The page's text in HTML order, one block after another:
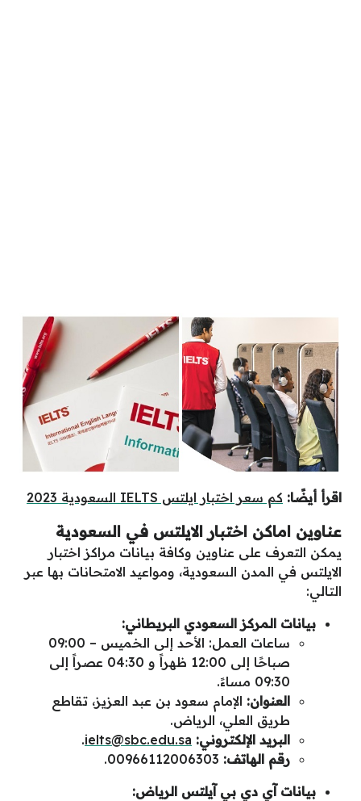
اقرأ أيضًا: كم سعر اختبار ايلتس IELTS السعودية 2023
عناوين اماكن اختبار الايلتس في السعودية
يمكن التعرف على عناوين وكافة بيانات مراكز اختبار
الايلتس في المدن السعودية، ومواعيد الامتحانات بها عبر
التالي:
بيانات المركز السعودي البريطاني:
ساعات العمل: الأحد إلى الخميس – 09:00
صباحًا إلى 12:00 ظهراً و 04:30 عصراً إلى
09:30 مساءً.
العنوان: الإمام سعود بن عبد العزيز، تقاطع
طريق العلي، الرياض.
البريد الإلكتروني: ielts@sbc.edu.sa
.
رقم الهاتف: 00966112006303.
بيانات آي دي بي آيلتس الرياض: